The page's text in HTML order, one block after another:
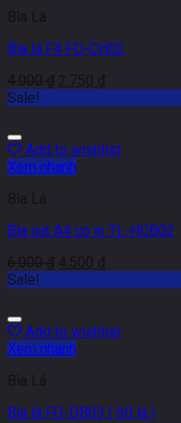
Bìa Lá
Bìa lá F4 FO-CH02
4.000₫ 2.750 ₫
Sale!
Add to wishlist
Xem nhanh
Bìa Lá
Bìa nút A4 có in TL-HCB02
6.000₫ 4.500 ₫
Sale!
Add to wishlist
Xem nhanh
Bìa Lá
Bìa lá FO-DB03 ( 60 lá )